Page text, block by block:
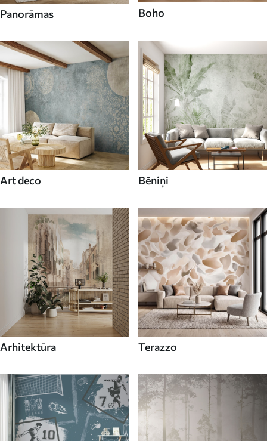
Panorāmas Boho
Art deco Bēniņi
Arhitektūra Terazzo